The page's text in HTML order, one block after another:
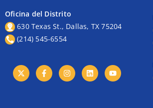
Oficina del Distrito
630 Texas St., Dallas, TX 75204
(214) 545-6554